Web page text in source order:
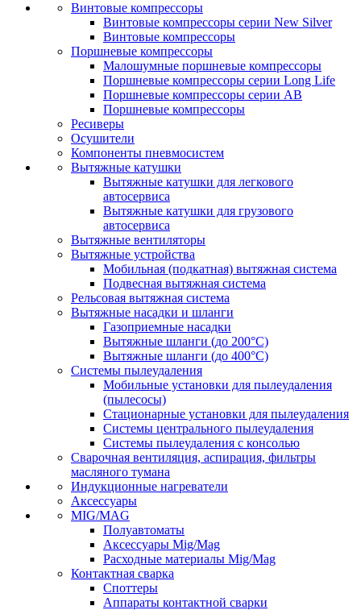
Винтовые компрессоры
Винтовые компрессоры серии New Silver
Винтовые компрессоры
Поршневые компрессоры
Малошумные поршневые компрессоры
Поршневые компрессоры серии Long Life
Поршневые компрессоры серии AB
Поршневые компрессоры
Ресиверы
Осушители
Компоненты пневмосистем
Вытяжные катушки
Вытяжные катушки для легкового
автосервиса
Вытяжные катушки для грузового
автосервиса
Вытяжные вентиляторы
Вытяжные устройства
Мобильная (подкатная) вытяжная система
Подвесная вытяжная система
Рельсовая вытяжная система
Вытяжные насадки и шланги
Газоприемные насадки
Вытяжные шланги (до 200°C)
Вытяжные шланги (до 400°C)
Системы пылеудаления
Мобильные установки для пылеудаления
(пылесосы)
Стационарные установки для пылеудаления
Системы центрального пылеудаления
Системы пылеудаления с консолью
Сварочная вентиляция, аспирация, фильтры
масляного тумана
Индукционные нагреватели
Аксессуары
MIG/MAG
Полуавтоматы
Аксессуары Mig/Mag
Расходные материалы Mig/Mag
Контактная сварка
Споттеры
Аппараты контактной сварки